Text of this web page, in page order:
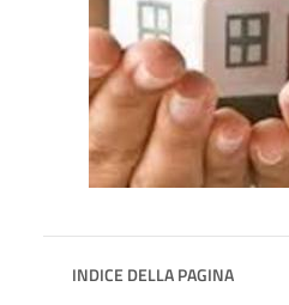
INDICE DELLA PAGINA